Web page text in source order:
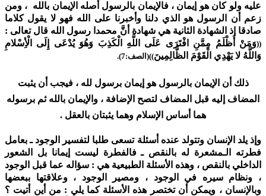
عليه ولو كان هو إيمان ، فالإيمان بالرسول أصله الإيمان بالله ، ومن
زعم أن الرسول هو الذي دلنا وأخبرنا على الله فهو لا يقول كلاما
صادقا إذ الشهادة الثانية هي شهادة أنَّ محمدا رسول الله قال تعالى :
((وَمَنْ أَظْلَمُ مِمَّنِ افْتَرَى عَلَى اللَّهِ الْكَذِبَ وَهُوَ يُدْعَى إِلَى الْأِسْلامِ
وَاللَّهُ لا يَهْدِي الْقَوْمَ الظَّالِمِينَ))(الصف:7).
ذلك أن الإيمان بالرسول هو إيمان برسول لله ، فيجب أن يثبت
المضاف إليه قبل المضاف لتصح الإضافة ، والإيمان بالله ثم برسوله
هما أساس الإسلام وهما يثبتان بالعقل .
وإذ يلد الإنسان وتتولد عنده أسئلة تسعى طلبا لتفسير الوجود ـ بعامل
فطرته الـمشعرة له بالنقص ـ فالفطرة ليست إيمانا بل الشعور
الداخلي بالنقص ، وهذه الأسئلة الطبيعية هي : سؤاله عما قبل الوجود
، ونظام سيره في الوجود ، ومصير الوجود ، وعلاقتها ببعضها
وبالإنسان ، ويمكن أن تختصر هذه الأسئلة كما يلي : من أين أتيت ؟